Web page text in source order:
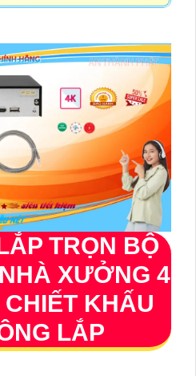
TRỌN BỘ
XƯỞNG 4
CHIẾT KHẤU
LẮP